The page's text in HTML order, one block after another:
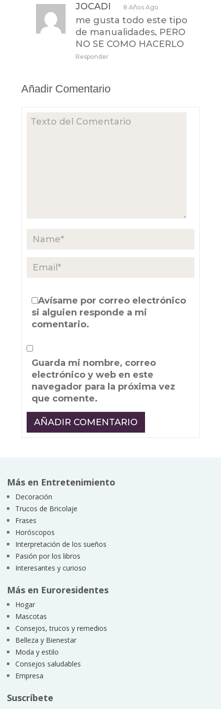
JOCADI 8 Años Ago
me gusta todo este tipo
de manualidades, PERO
NO SE COMO HACERLO
Responder
Añadir Comentario
Avísame por correo electrónico
si alguien responde a mi
comentario.
Guarda mi nombre, correo
electrónico y web en este
navegador para la próxima vez
que comente.
Más en Entretenimiento
Decoración
Trucos de Bricolaje
Frases
Horóscopos
Interpretación de los sueños
Pasión por los libros
Interesantes y curioso
Más en Euroresidentes
Hogar
Mascotas
Consejos, trucos y remedios
Belleza y Bienestar
Moda y estilo
Consejos saludables
Empresa
Suscríbete